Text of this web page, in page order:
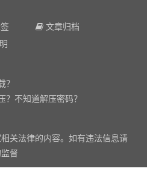
文章归档
？
？不知道解压密码？
关法律的内容。如有违法信息请
督